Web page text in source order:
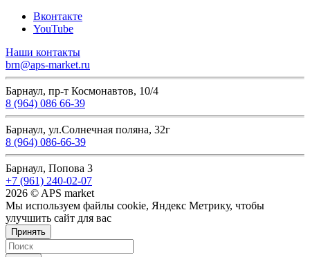
Вконтакте
YouTube
Наши контакты
brn@aps-market.ru
Барнаул, пр-т Космонавтов, 10/4
8 (964) 086 66-39
Барнаул, ул.Солнечная поляна, 32г
8 (964) 086-66-39
Барнаул, Попова 3
+7 (961) 240-02-07
2026 © APS market
Мы используем файлы cookie, Яндекс Метрику, чтобы
улучшить сайт для вас
Принять